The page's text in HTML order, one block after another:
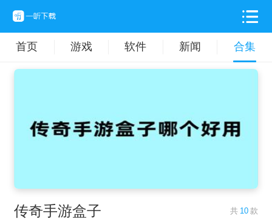
首页 游戏 软件 新闻 合集
传奇手游盒子 共 10 款